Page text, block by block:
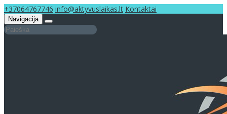
+37064767746 info@aktyvuslaikas.lt Kontaktai
Navigacija